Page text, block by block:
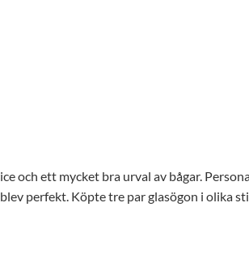
och ett mycket bra urval av bågar.
perfekt. Köpte tre par glasögon i olika